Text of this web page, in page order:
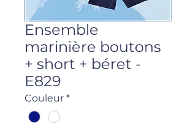
Ensemble
marinière boutons
+ short + béret -
E829
Couleur *